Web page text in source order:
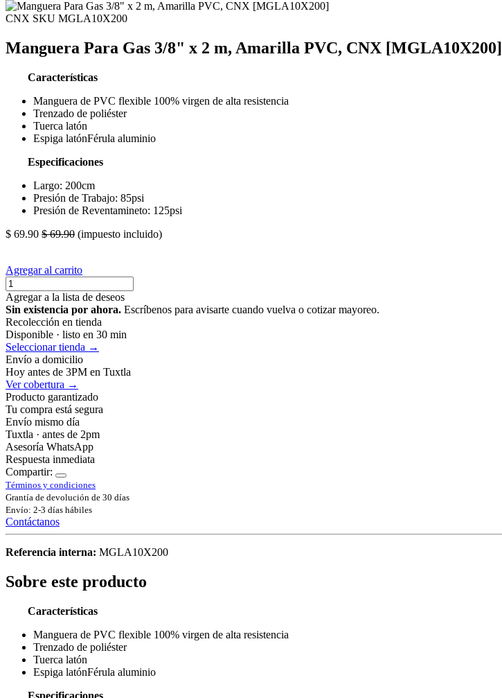
CNX SKU MGLA10X200
Manguera Para Gas 3/8" x 2 m, Amarilla PVC, CNX [MGLA10X200]
Características
Manguera de PVC flexible 100% virgen de alta resistencia
Trenzado de poliéster
Tuerca latón
Espiga latónFérula aluminio
Especificaciones
Largo: 200cm
Presión de Trabajo: 85psi
Presión de Reventamineto: 125psi
$ 69.90 $69.90 (impuesto incluido)
Agregar al carrito
Agregar a la lista de deseos
Sin existencia por ahora. Escríbenos para avisarte cuando vuelva o cotizar mayoreo.
Recolección en tienda
Disponible · listo en 30 min
Seleccionar tienda →
Envío a domicilio
Hoy antes de 3PM en Tuxtla
Ver cobertura →
Producto garantizado
Tu compra está segura
Envío mismo día
Tuxtla · antes de 2pm
Asesoría WhatsApp
Respuesta inmediata
Compartir:
Términos y condiciones
Grantía de devolución de 30 días
Envío: 2-3 días hábiles
Contáctanos
Referencia interna: MGLA10X200
Sobre este producto
Características
Manguera de PVC flexible 100% virgen de alta resistencia
Trenzado de poliéster
Tuerca latón
Espiga latónFérula aluminio
Especificaciones